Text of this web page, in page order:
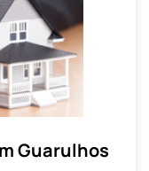
Guarulhos